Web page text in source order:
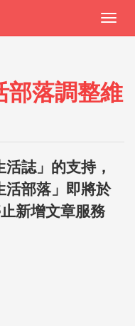
部落調整維
誌」的支持，
活部落」即將於
新增文章服務